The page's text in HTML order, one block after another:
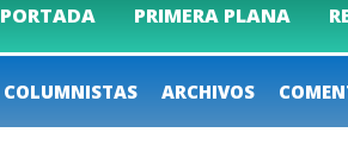
PORTADA PRIMERA PLANA
COLUMNISTAS ARCHIVOS